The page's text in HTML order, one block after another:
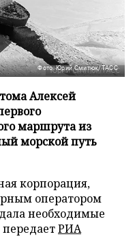
Фото: Юрий Смитюк/ТАСС
Алексей
маршрута из
морской путь
корпорация,
оператором
необходимые
РИА